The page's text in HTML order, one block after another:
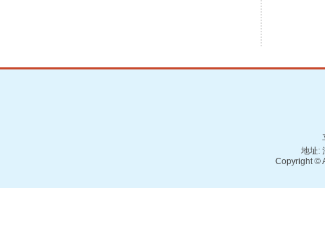
地址:
Copyright ©